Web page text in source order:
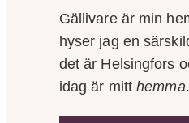
Gällivare är min
hyser jag en
det är Helsingfors
idag är mitthemma.